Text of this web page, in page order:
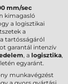
mm/sec
kimagasló
a logisztikai
a
tartósságáról
garantál intenzív
, a logisztika,
egyaránt.
munkavégzést